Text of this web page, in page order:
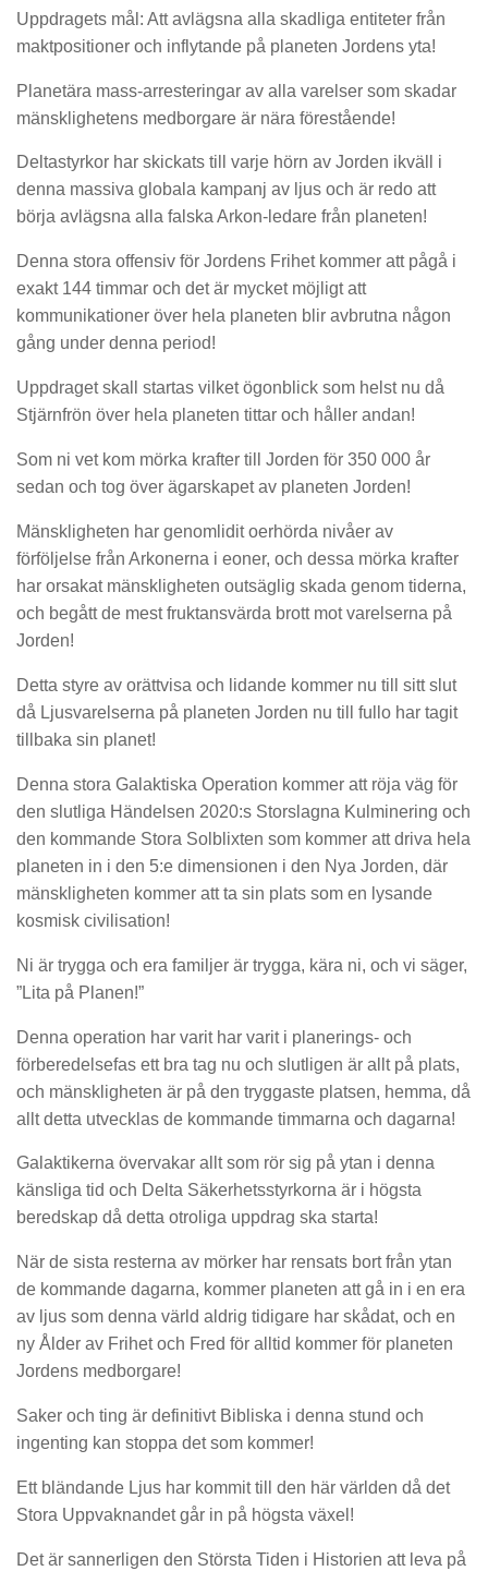
Uppdragets mål: Att avlägsna alla skadliga entiteter från
maktpositioner och inflytande på planeten Jordens yta!
Planetära mass-arresteringar av alla varelser som skadar
mänsklighetens medborgare är nära förestående!
Deltastyrkor har skickats till varje hörn av Jorden ikväll i
denna massiva globala kampanj av ljus och är redo att
börja avlägsna alla falska Arkon-ledare från planeten!
Denna stora offensiv för Jordens Frihet kommer att pågå i
exakt 144 timmar och det är mycket möjligt att
kommunikationer över hela planeten blir avbrutna någon
gång under denna period!
Uppdraget skall startas vilket ögonblick som helst nu då
Stjärnfrön över hela planeten tittar och håller andan!
Som ni vet kom mörka krafter till Jorden för 350 000 år
sedan och tog över ägarskapet av planeten Jorden!
Mänskligheten har genomlidit oerhörda nivåer av
förföljelse från Arkonerna i eoner, och dessa mörka krafter
har orsakat mänskligheten outsäglig skada genom tiderna,
och begått de mest fruktansvärda brott mot varelserna på
Jorden!
Detta styre av orättvisa och lidande kommer nu till sitt slut
då Ljusvarelserna på planeten Jorden nu till fullo har tagit
tillbaka sin planet!
Denna stora Galaktiska Operation kommer att röja väg för
den slutliga Händelsen 2020:s Storslagna Kulminering och
den kommande Stora Solblixten som kommer att driva hela
planeten in i den 5:e dimensionen i den Nya Jorden, där
mänskligheten kommer att ta sin plats som en lysande
kosmisk civilisation!
Ni är trygga och era familjer är trygga, kära ni, och vi säger,
”Lita på Planen!”
Denna operation har varit har varit i planerings- och
förberedelsefas ett bra tag nu och slutligen är allt på plats,
och mänskligheten är på den tryggaste platsen, hemma, då
allt detta utvecklas de kommande timmarna och dagarna!
Galaktikerna övervakar allt som rör sig på ytan i denna
känsliga tid och Delta Säkerhetsstyrkorna är i högsta
beredskap då detta otroliga uppdrag ska starta!
När de sista resterna av mörker har rensats bort från ytan
de kommande dagarna, kommer planeten att gå in i en era
av ljus som denna värld aldrig tidigare har skådat, och en
ny Ålder av Frihet och Fred för alltid kommer för planeten
Jordens medborgare!
Saker och ting är definitivt Bibliska i denna stund och
ingenting kan stoppa det som kommer!
Ett bländande Ljus har kommit till den här världen då det
Stora Uppvaknandet går in på högsta växel!
Det är sannerligen den Största Tiden i Historien att leva på